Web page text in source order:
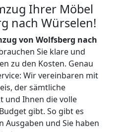
Ihrer Möbel
nach Würselen!
von Wolfsberg nach
Sie klare und
zu den Kosten. Genau
Wir vereinbaren mit
der sämtliche
und Ihnen die volle
gibt. So gibt es
Ausgaben und Sie haben